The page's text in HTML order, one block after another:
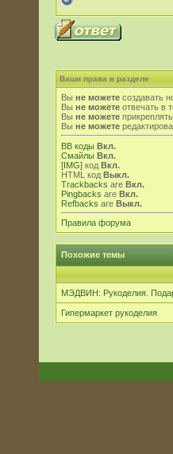
Ваши права в разделе
Вы не можете создавать
Вы не можете отвечать в
Вы не можете
Вы не можете
BB коды Вкл.
Смайлы Вкл.
[IMG] код Вкл.
HTML код Выкл.
Trackbacks are Вкл.
Pingbacks are Вкл.
Refbacks are Выкл.
Правила форума
Похожие темы
МЭДВИН: Рукоделия.
Гипермаркет рукоделия